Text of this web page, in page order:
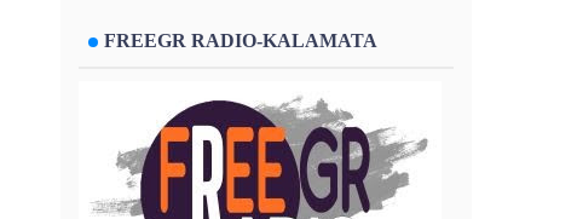
FREEGR RADIO-KALAMATA